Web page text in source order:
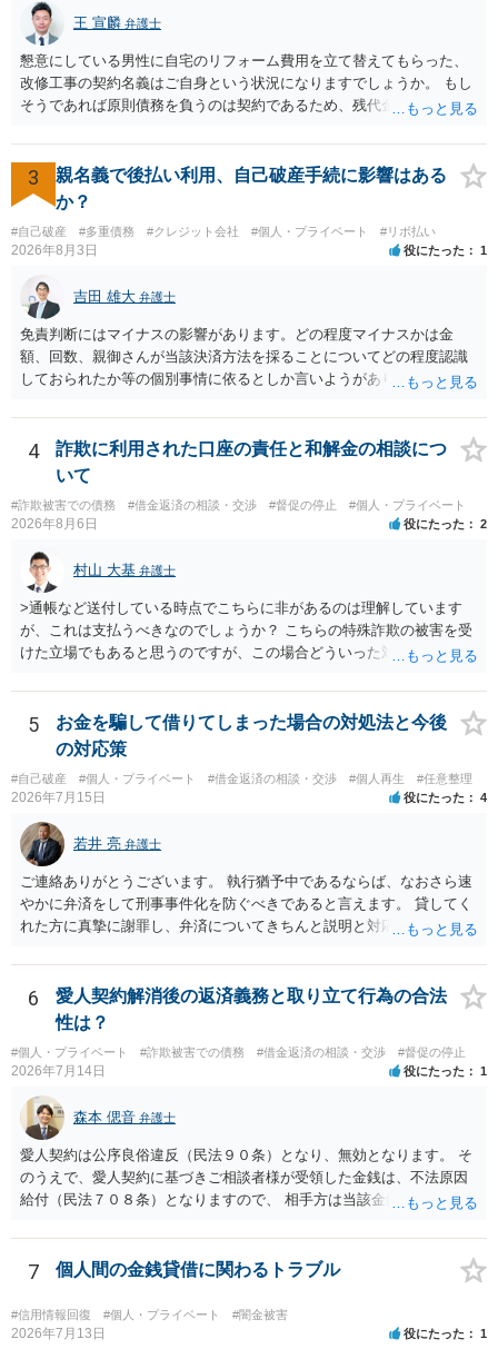
王 宣麟 弁護士
懇意にしている男性に自宅のリフォーム費用を立て替えてもらった、
改修工事の契約名義はご自身という状況になりますでしょうか。 もし
そうであれば原則債務を負うのは契約であるため、残代金を捻出して
ます。 入籍した場合でも、原則契約者が単独で全ての債務を負うこと
には変わりがありません。 なかなか対応に難しい案件であり、公開の
場でアドバイスを行うのも限界があるように思われますので、資料等
を持参のうえ個別に弁護士に相談されることをお勧めします。
3
親名義で後払い利用、自己破産手続に影響はある
か？
#自己破産 #多重債務 #クレジット会社 #個人・プライベート #リボ払い
2026年8月3日 役にたった 1
吉田 雄大 弁護士
免責判断にはマイナスの影響があります。どの程度マイナスかは金
額、回数、親御さんが当該決済方法を採ることについてどの程度認識
しておられたか等の個別事情に依るとしか言いようがありません。 と
なって相談し、善後策を考えることをお勧めします。
4
詐欺に利用された口座の責任と和解金の相談につ
いて
#詐欺被害での債務 #借金返済の相談・交渉 #督促の停止 #個人・プライベート
2026年8月6日 役にたった 2
村山 大基 弁護士
>通帳など送付している時点でこちらに非があるのは理解しています
が、これは支払うべきなのでしょうか？ こちらの特殊詐欺の被害を受
けた立場でもあると思うのですが、この場合どういった対処が必要で
がいいとは思います。 そもそも、特殊詐欺関係なく旦那さんの行為
は法に触れる可能性もあります。 ＞100万を支払わず穏便に和解する
ことは可能でしょうか？ →一般的には難しいです。相談者さんも１０
たら、 できるだけ重い刑罰を与えて欲しい、と思われるのではない
でしょうか。 ＞弁護士さんに入ってもらうことで支払額が下がること
はありますか？ そこはあり得ます、ただ、弁護士費用かけるならその
分賠償に回すことも考えられるので、 兼ね合いは考えてみましょう。
5
お金を騙して借りてしまった場合の対処法と今後
の対応策
#自己破産 #個人・プライベート #借金返済の相談・交渉 #個人再生 #任意整理
2026年7月15日 役にたった 4
若井 亮 弁護士
ご連絡ありがとうございます。 執行猶予中であるならば、なおさら速
やかに弁済をして刑事事件化を防ぐべきであると言えます。 貸してく
れた方に真摯に謝罪し、弁済についてきちんと説明と対応を行ってい
6
愛人契約解消後の返済義務と取り立て行為の合法
性は？
#個人・プライベート #詐欺被害での債務 #借金返済の相談・交渉 #督促の停止
2026年7月14日 役にたった 1
森本 偲音 弁護士
愛人契約は公序良俗違反（民法９０条）となり、無効となります。 そ
のうえで、愛人契約に基づきご相談者様が受領した金銭は、不法原因
給付（民法７０８条）となりますので、 相手方は当該金銭の返還請求
7 個人間の金銭貸借に関わるトラブル
#信用情報回復 #個人・プライベート #闇金被害
2026年7月13日 役にたった 1